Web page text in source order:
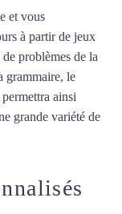
et vous
à partir de jeux
problèmes de la
grammaire, le
ainsi
grande variété de